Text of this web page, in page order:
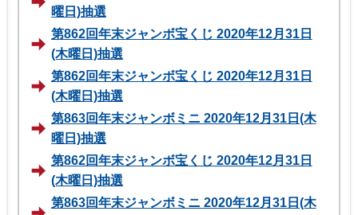
曜日)抽選
第862回年末ジャンボ宝くじ 2020年12月31日
(木曜日)抽選
第862回年末ジャンボ宝くじ 2020年12月31日
(木曜日)抽選
第863回年末ジャンボミニ 2020年12月31日(木
曜日)抽選
第862回年末ジャンボ宝くじ 2020年12月31日
(木曜日)抽選
第863回年末ジャンボミニ 2020年12月31日(木